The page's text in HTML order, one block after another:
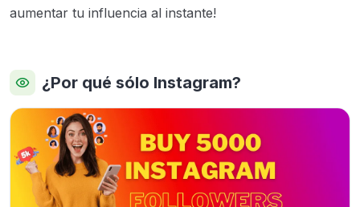
aumentar tu influencia al instante!
¿Por qué sólo Instagram?